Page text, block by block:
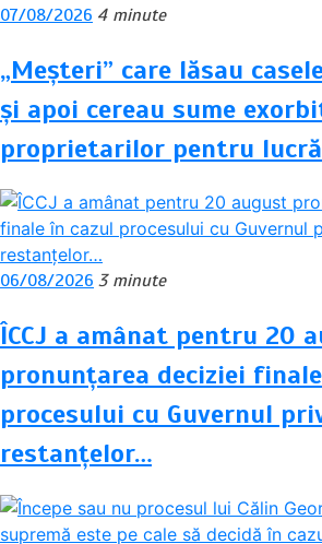
07/08/2026 4 minute
„Meșteri” care lăsau
și apoi cereau sume
proprietarilor pentru
06/08/2026 3 minute
ÎCCJ a amânat pentru 20
pronunțarea deciziei
procesului cu Guvernul
restanțelor…